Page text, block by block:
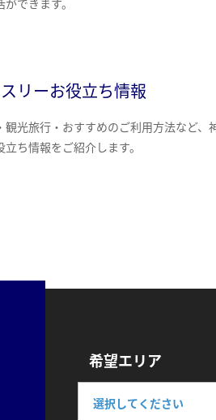
できます。
リーお役立ち情報
観光旅行・おすすめのご利用方法など、
ち情報をご紹介します。
希望エリア